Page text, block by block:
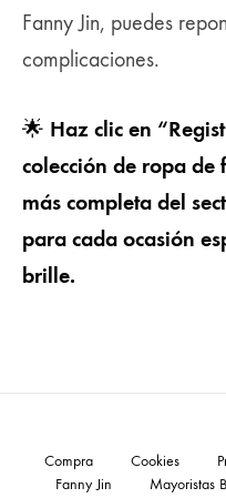
Fanny Jin, puedes
complicaciones.
🌟 Haz clic en
colección de ropa
más completa del
para cada ocasión
brille.
Compra Cookies
Fanny Jin
Mayoristas